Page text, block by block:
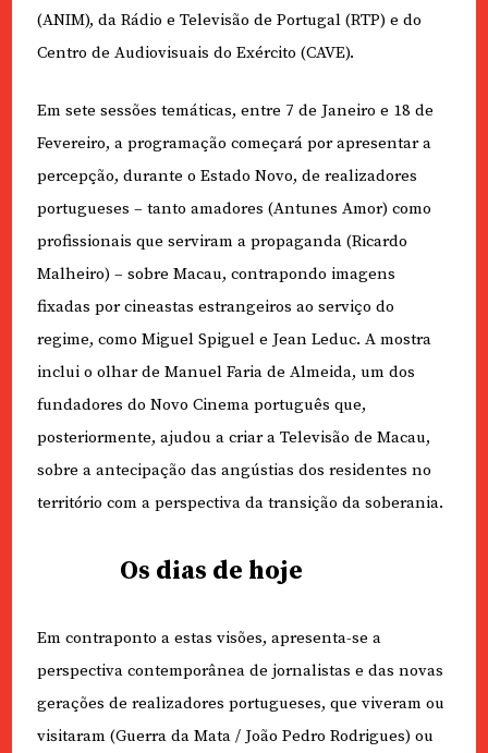
(ANIM), da Rádio e Televisão de Portugal (RTP) e do
Centro de Audiovisuais do Exército (CAVE).
Em sete sessões temáticas, entre 7 de Janeiro e 18 de
Fevereiro, a programação começará por apresentar a
percepção, durante o Estado Novo, de realizadores
portugueses – tanto amadores (Antunes Amor) como
profissionais que serviram a propaganda (Ricardo
Malheiro) – sobre Macau, contrapondo imagens
fixadas por cineastas estrangeiros ao serviço do
regime, como Miguel Spiguel e Jean Leduc. A mostra
inclui o olhar de Manuel Faria de Almeida, um dos
fundadores do Novo Cinema português que,
posteriormente, ajudou a criar a Televisão de Macau,
sobre a antecipação das angústias dos residentes no
território com a perspectiva da transição da soberania.
Os dias de hoje
Em contraponto a estas visões, apresenta-se a
perspectiva contemporânea de jornalistas e das novas
gerações de realizadores portugueses, que viveram ou
visitaram (Guerra da Mata / João Pedro Rodrigues) ou